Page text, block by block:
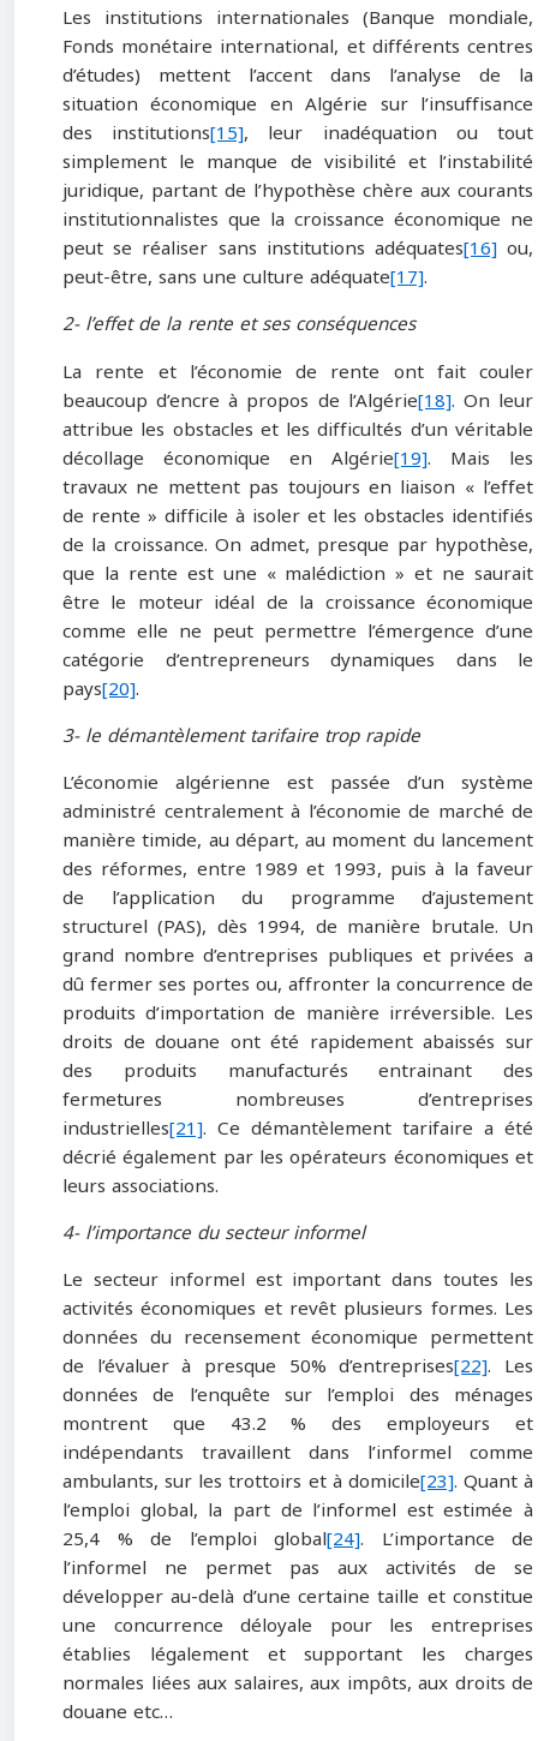
Les institutions internationales (Banque mondiale,
Fonds monétaire international, et différents centres
d’études) mettent l’accent dans l’analyse de la
situation économique en Algérie sur l’insuffisance
des institutions[15], leur inadéquation ou tout
simplement le manque de visibilité et l’instabilité
juridique, partant de l’hypothèse chère aux courants
institutionnalistes que la croissance économique ne
peut se réaliser sans institutions adéquates[16]ou,
peut-être, sans une culture adéquate[17].
2- l’effet de la rente et ses conséquences
La rente et l’économie de rente ont fait couler
beaucoup d’encre à propos de l’Algérie[18]. On leur
attribue les obstacles et les difficultés d’un véritable
décollage économique en Algérie[19]. Mais les
travaux ne mettent pas toujours en liaison « l’effet
de rente » difficile à isoler et les obstacles identifiés
de la croissance. On admet, presque par hypothèse,
que la rente est une « malédiction » et ne saurait
être le moteur idéal de la croissance économique
comme elle ne peut permettre l’émergence d’une
catégorie d’entrepreneurs dynamiques dans le
pays[20].
3- le démantèlement tarifaire trop rapide
L’économie algérienne est passée d’un système
administré centralement à l’économie de marché de
manière timide, au départ, au moment du lancement
des réformes, entre 1989 et 1993, puis à la faveur
de l’application du programme d’ajustement
structurel (PAS), dès 1994, de manière brutale. Un
grand nombre d’entreprises publiques et privées a
dû fermer ses portes ou, affronter la concurrence de
produits d’importation de manière irréversible. Les
droits de douane ont été rapidement abaissés sur
des produits manufacturés entrainant des
fermetures nombreuses d’entreprises
industrielles[21]. Ce démantèlement tarifaire a été
décrié également par les opérateurs économiques et
leurs associations.
4- l’importance du secteur informel
Le secteur informel est important dans toutes les
activités économiques et revêt plusieurs formes. Les
données du recensement économique permettent
de l’évaluer à presque 50% d’entreprises[22]. Les
données de l’enquête sur l’emploi des ménages
montrent que 43.2 % des employeurs et
indépendants travaillent dans l’informel comme
ambulants, sur les trottoirs et à domicile[23]. Quant à
l’emploi global, la part de l’informel est estimée à
25,4 % de l’emploi global[24]. L’importance de
l’informel ne permet pas aux activités de se
développer au-delà d’une certaine taille et constitue
une concurrence déloyale pour les entreprises
établies légalement et supportant les charges
normales liées aux salaires, aux impôts, aux droits de
douane etc…